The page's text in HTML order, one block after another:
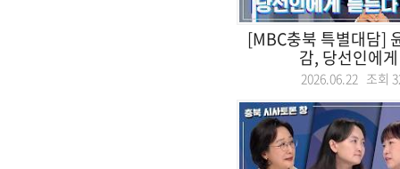
[MBC충북 특별대담]
감, 당선인에
2026.06.22 조회